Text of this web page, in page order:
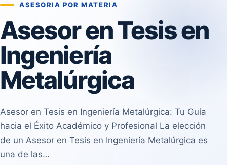
ASESORIA POR MATERIA
Asesor en Tesis en
Ingeniería
Metalúrgica
Asesor en Tesis en Ingeniería Metalúrgica: Tu Guía
hacia el Éxito Académico y Profesional La elección
de un Asesor en Tesis en Ingeniería Metalúrgica es
una de las…